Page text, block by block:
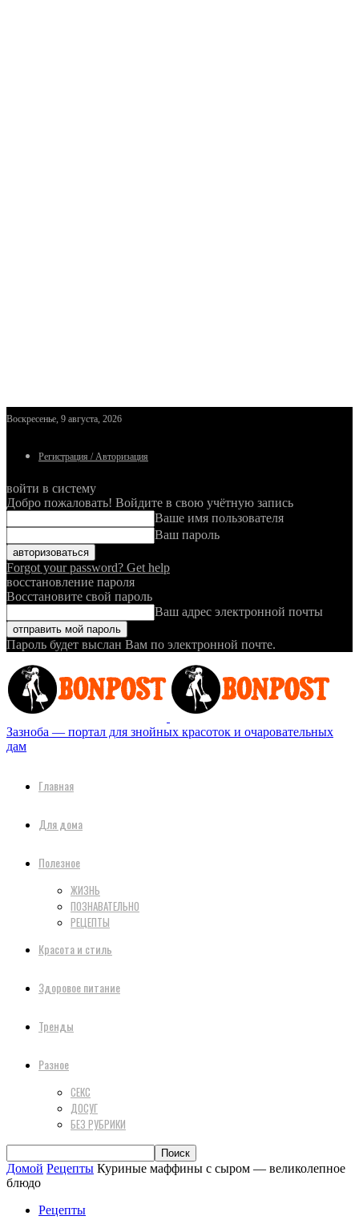
Воскресенье, 9 августа, 2026
Регистрация / Авторизация
войти в систему
Добро пожаловать! Войдите в свою учётную запись
Ваше имя пользователя
Ваш пароль
Forgot your password? Get help
восстановление пароля
Восстановите свой пароль
Ваш адрес электронной почты
Пароль будет выслан Вам по электронной почте.
Зазноба — портал для знойных красоток и очаровательных
дам
Главная
Для дома
Полезное
ЖИЗНЬ
ПОЗНАВАТЕЛЬНО
РЕЦЕПТЫ
Красота и стиль
Здоровое питание
Тренды
Разное
СЕКС
ДОСУГ
БЕЗ РУБРИКИ
Домой Рецепты Куриные маффины с сыром — великолепное
блюдо
Рецепты